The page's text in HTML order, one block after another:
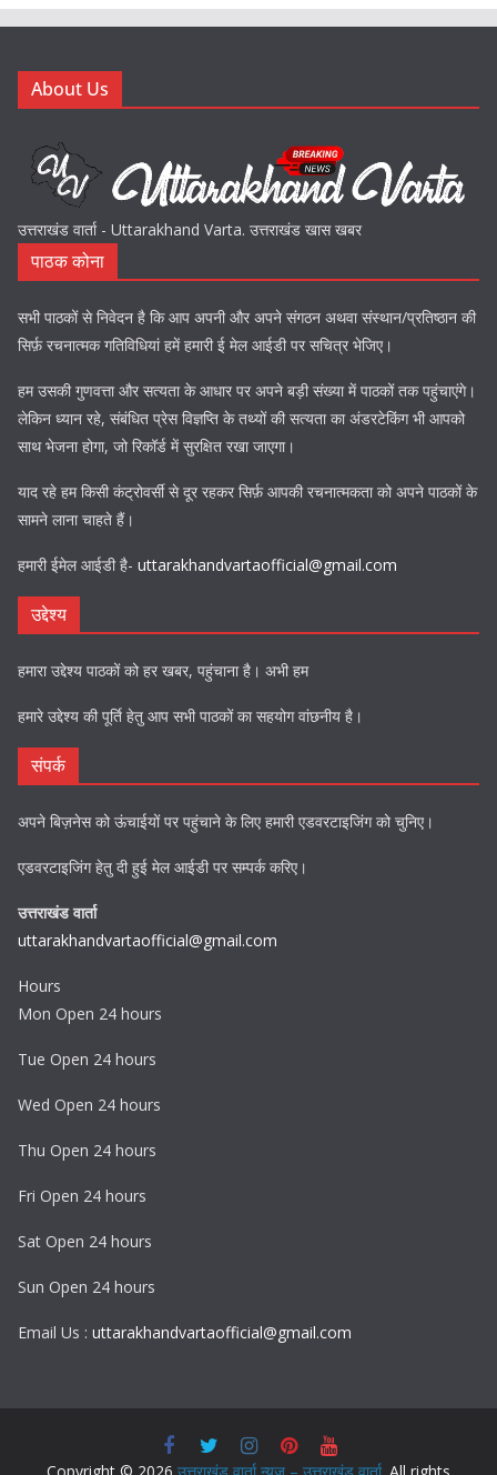
About Us
उत्तराखंड वार्ता - Uttarakhand Varta. उत्तराखंड खास खबर
पाठक कोना
सभी पाठकों से निवेदन है कि आप अपनी और अपने संगठन अथवा संस्थान/प्रतिष्ठान की
सिर्फ़ रचनात्मक गतिविधियां हमें हमारी ई मेल आईडी पर सचित्र भेजिए।
हम उसकी गुणवत्ता और सत्यता के आधार पर अपने बड़ी संख्या में पाठकों तक पहुंचाएंगे।
लेकिन ध्यान रहे, संबंधित प्रेस विज्ञप्ति के तथ्यों की सत्यता का अंडरटेकिंग भी आपको
साथ भेजना होगा, जो रिकॉर्ड में सुरक्षित रखा जाएगा।
याद रहे हम किसी कंट्रोवर्सी से दूर रहकर सिर्फ़ आपकी रचनात्मकता को अपने पाठकों के
सामने लाना चाहते हैं।
हमारी ईमेल आईडी है- uttarakhandvartaofficial@gmail.com
उद्देश्य
हमारा उद्देश्य पाठकों को हर खबर, पहुंचाना है। अभी हम
हमारे उद्देश्य की पूर्ति हेतु आप सभी पाठकों का सहयोग वांछनीय है।
संपर्क
अपने बिज़नेस को ऊंचाईयों पर पहुंचाने के लिए हमारी एडवरटाइजिंग को चुनिए।
एडवरटाइजिंग हेतु दी हुई मेल आईडी पर सम्पर्क करिए।
उत्तराखंड वार्ता
uttarakhandvartaofficial@gmail.com
Hours
Mon Open 24 hours
Tue Open 24 hours
Wed Open 24 hours
Thu Open 24 hours
Fri Open 24 hours
Sat Open 24 hours
Sun Open 24 hours
Email Us : uttarakhandvartaofficial@gmail.com